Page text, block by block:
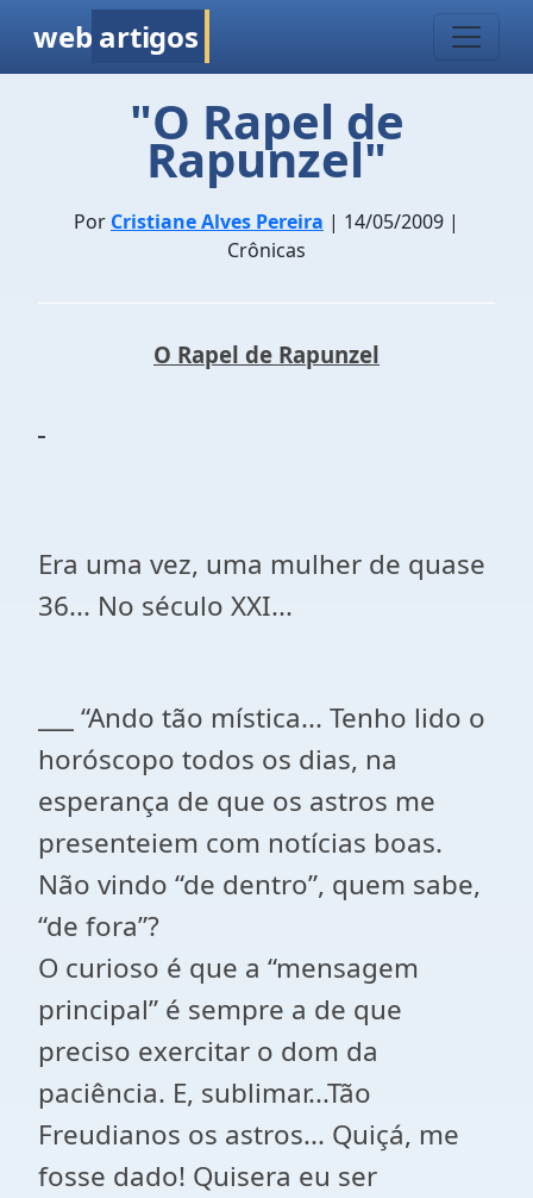
web artigos
"O Rapel de
Rapunzel"
Por Cristiane Alves Pereira | 14/05/2009 |
Crônicas
O Rapel de Rapunzel
Era uma vez, uma mulher de quase
36... No século XXI...
___ “Ando tão mística... Tenho lido o
horóscopo todos os dias, na
esperança de que os astros me
presenteiem com notícias boas.
Não vindo “de dentro”, quem sabe,
“de fora”?
O curioso é que a “mensagem
principal” é sempre a de que
preciso exercitar o dom da
paciência. E, sublimar...Tão
Freudianos os astros... Quiçá, me
fosse dado! Quisera eu ser